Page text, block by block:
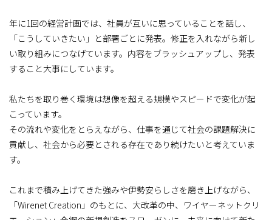
年に1回の経営計画では、社員が互いに思っていることを話し、
「こうしていきたい」と部署ごとに発表。修正を入れながら新し
い取り組みにつなげています。内容をブラッシュアップし、発表
すること大事にしています。
私たちを取り巻く環境は想像を超える規模やスピードで変化が起
こっています。
その流れや変化をとらえながら、仕事を通じて社会の課題解決に
貢献し、社会から必要とされる存在であり続けたいと考えていま
す。
これまで積み上げてきた強みや伊勢安らしさを磨き上げながら、
「Wirenet Creation」のもとに、大改革の中、ワイヤーネットクリ